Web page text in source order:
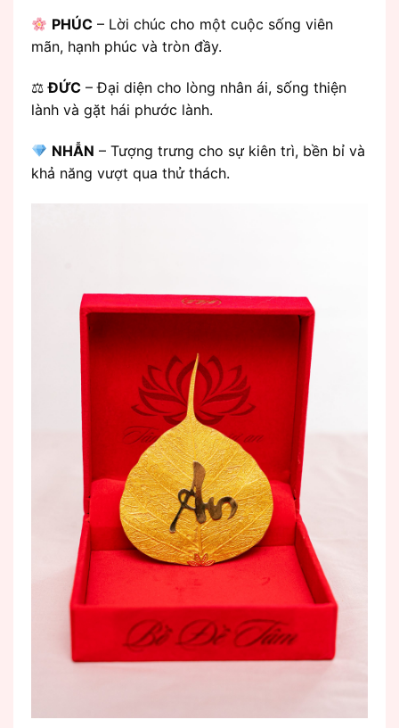
PHÚC – Lời chúc cho một cuộc sống viên
mãn, hạnh phúc và tròn đầy.
⚖ĐỨC – Đại diện cho lòng nhân ái, sống thiện
lành và gặt hái phước lành.
NHẪN – Tượng trưng cho sự kiên trì, bền bỉ và
khả năng vượt qua thử thách.